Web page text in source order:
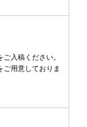
入稿ください。
用意しておりま